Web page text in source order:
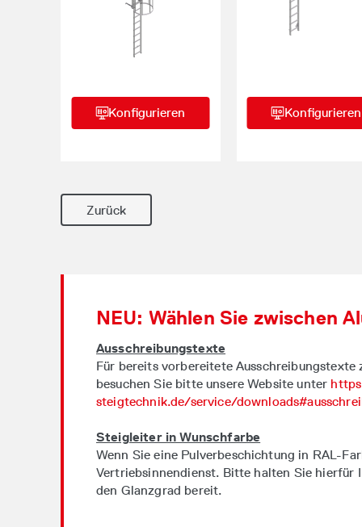
Konfigurieren Konfigurieren
Zurück
NEU: Wählen Sie zwischen
Ausschreibungstexte
Für bereits vorbereitete
besuchen Sie bitte unsere Website unter
steigtechnik.de/service/
Steigleiter in Wunschfarbe
Wenn Sie eine Pulverbeschichtung in RAL-
Vertriebsinnendienst. Bitte halten Sie hierfür
den Glanzgrad bereit.